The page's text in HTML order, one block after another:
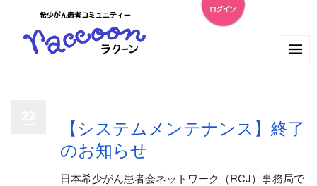
【システムメンテナンス】終了
のお知らせ
日本希少がん患者会ネットワーク（RCJ）事務局で